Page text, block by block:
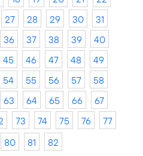
27 28 29 30
31
36 37 38 39
40
45 46 47 48
49
54 55 56 57
58
63 64 65 66
67
73 74 75 76
77
80 81 82